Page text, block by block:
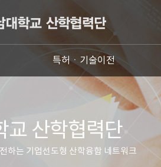
특허ㆍ기술이전
교 산학협력단
하는 기업선도형 산학융합 네트워크